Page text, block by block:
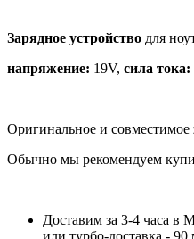
Зарядное устройство для
напряжение: 19V, сила тока:
Оригинальное и совместимое
Обычно мы рекомендуем
Доставим за 3-4 часа в
или турбо-доставка - 90